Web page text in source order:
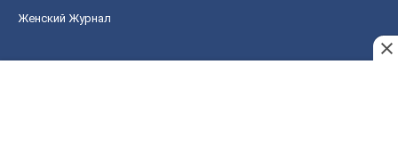
Женский Журнал